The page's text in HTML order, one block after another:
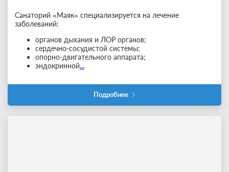
Санаторий «Маяк» специализируется на лечение
заболеваний:
органов дыхания и ЛОР органов;
сердечно-сосудистой системы;
опорно-двигательного аппарата;
эндокринной...
Подробнее